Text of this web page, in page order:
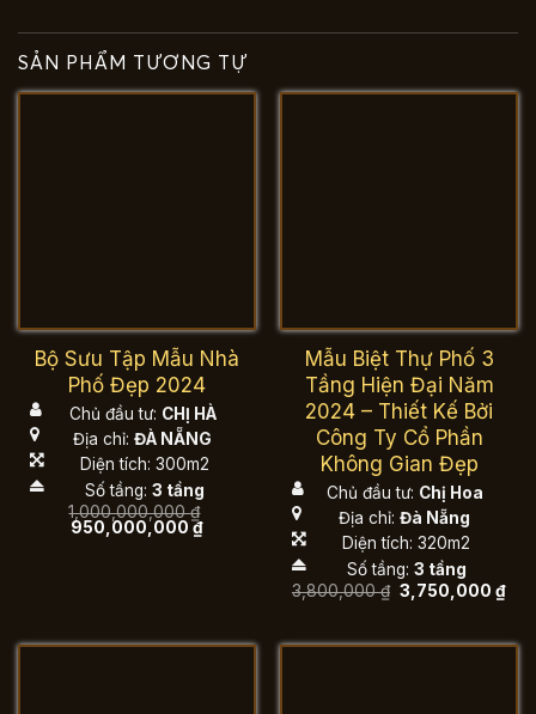
SẢN PHẨM TƯƠNG TỰ
Bộ Sưu Tập Mẫu Nhà
Phố Đẹp 2024
Chủ đầu tư: CHỊ HÀ
Địa chỉ: ĐÀ NẴNG
Diện tích: 300m2
Số tầng: 3 tầng
1,000,000,000₫
Giá
950,000,000₫Giá
950,000,000 ₫.
Mẫu Biệt Thự Phố 3
Tầng Hiện Đại Năm
2024 – Thiết Kế Bởi
Công Ty Cổ Phần
Không Gian Đẹp
Chủ đầu tư: Chị Hoa
Địa chỉ: Đà Nẵng
Diện tích: 320m2
Số tầng: 3 tầng
3,800,000₫ Giá
gốc
3,750,000₫Giá